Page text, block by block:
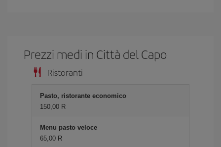
Prezzi medi in Città del Capo
Ristoranti
Pasto, ristorante economico
150,00 R
Menu pasto veloce
65,00 R